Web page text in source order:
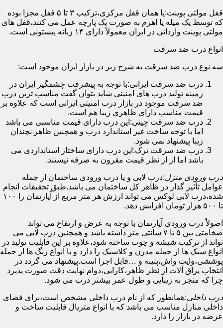
قفل مولتی پوینت:یا همان قفل مرکزی،ترکیب ۳ تا ۵ قفل مجزا بوده
که توسط یک میله یا اهرم به صورت یک پارچه عمل می کنند،قفل های
مولتی پوینت وارداتی در ایران معمولاً دارای ۱۴ زبانه پیستونی است.
انواع درب ضد سرقت
سه نوع درب ضد سرقت به شرح زیر در بازار ایران موجود است:
درب ضد سرقت ایرانی:با توجه به پیشرفت چشمگیر ایران در
زمینه تولید درب های امنیتی شاید بتوان گفت مناسب ترین درب
ضد سرقت موجود در بازار درب امنیتی ایرانی است که علاوه بر
قیمت مناسب دارای ظاهری زیبا هم است.
درب ضد سرقت چینی:این درب دارای قیمت مناسبی می باشد
اما با توجه ساخت غیر استاندارد درب و همچنین ظاهر نچندان
زیبا پیشنهاد نمی شود.
درب ضد سرقت ترک:این درب دارای ساختار استانداردی می
باشد اما از از نظر قیمت مقرون به صرفه نیستند.
درب ورودی منزل:درب لابی و یا درب ورودی ساختمان از جمله
عوامل تأثیر گذار در ظاهر کل ساختمان می باشد.طبق تحقیقات انجام
شده،درب لابی لوکس می تواند ارزش هر متر مربع از آپارتمان را ۱۰۰
تا ۵۰۰ هزار تومان افزایش دهد.
اصولاً درب ورودی آپارتمان با توجه به عرض و ارتفاع می تواند
ضخامتی بین ۵ تا ۷ سانتی متر داشته باشد و همچنین درب لابی می
تواند از ترکیب شیشه و چوب ساخته شود،علاوه بر این قابلیت تولید در
انواع سبک ها از جمله مدرن و کلاسیک را دارد و با انواع رنگ ها از جمله
پوششی،وایت واش،پتینه و …قابل اجرا است.پیشنهاد می گردد در
انتخاب یراق آلات از نظر ظاهر،کارایی،دوام نهایت دقت صورت پذیرد
چرا که منجر به زیبایی و طول عمر بیشتر درب می شود.
درب داخلی:همانطور که از نام درب داخلی مشخص است،برای فضای
داخلی منازل مناسب می باشد که با انواع متریال قابلیت ساخت و
عرضه در بازار را دارد.